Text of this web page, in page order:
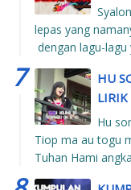
lepas yang
dengan lagu-lagu
HU
LIRIK
Hu
Tiop ma au togu
Tuhan Hami